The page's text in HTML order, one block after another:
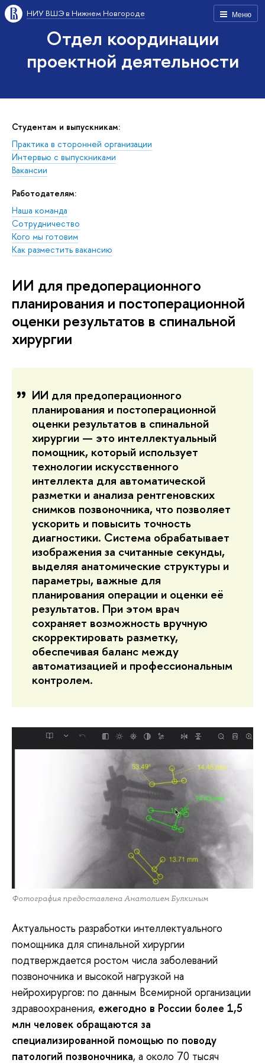
Меню
НИУ ВШЭ в Нижнем Новгороде
Отдел координации
проектной деятельности
Студентам и выпускникам:
Практика в сторонней организации
Интервью с выпускниками
Вакансии
Работодателям:
Наша команда
Сотрудничество
Кого мы готовим
Как разместить вакансию
ИИ для предоперационного
планирования и постоперационной
оценки результатов в спинальной
хирургии
ИИ для предоперационного
планирования и постоперационной
оценки результатов в спинальной
хирургии — это интеллектуальный
помощник, который использует
технологии искусственного
интеллекта для автоматической
разметки и анализа рентгеновских
снимков позвоночника, что позволяет
ускорить и повысить точность
диагностики. Система обрабатывает
изображения за считанные секунды,
выделяя анатомические структуры и
параметры, важные для
планирования операции и оценки её
результатов. При этом врач
сохраняет возможность вручную
скорректировать разметку,
обеспечивая баланс между
автоматизацией и профессиональным
контролем.
Фотография предоставлена Анатолием Булкиным
Актуальность разработки интеллектуального
помощника для спинальной хирургии
подтверждается ростом числа заболеваний
позвоночника и высокой нагрузкой на
нейрохирургов: по данным Всемирной организации
здравоохранения, ежегодно в России более 1,5
млн человек обращаются за
специализированной помощью по поводу
патологий позвоночника, а около 70 тысяч